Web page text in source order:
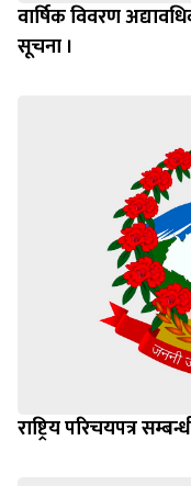
वार्षिक विवरण
सूचना ।
राष्ट्रिय परिचयपत्र